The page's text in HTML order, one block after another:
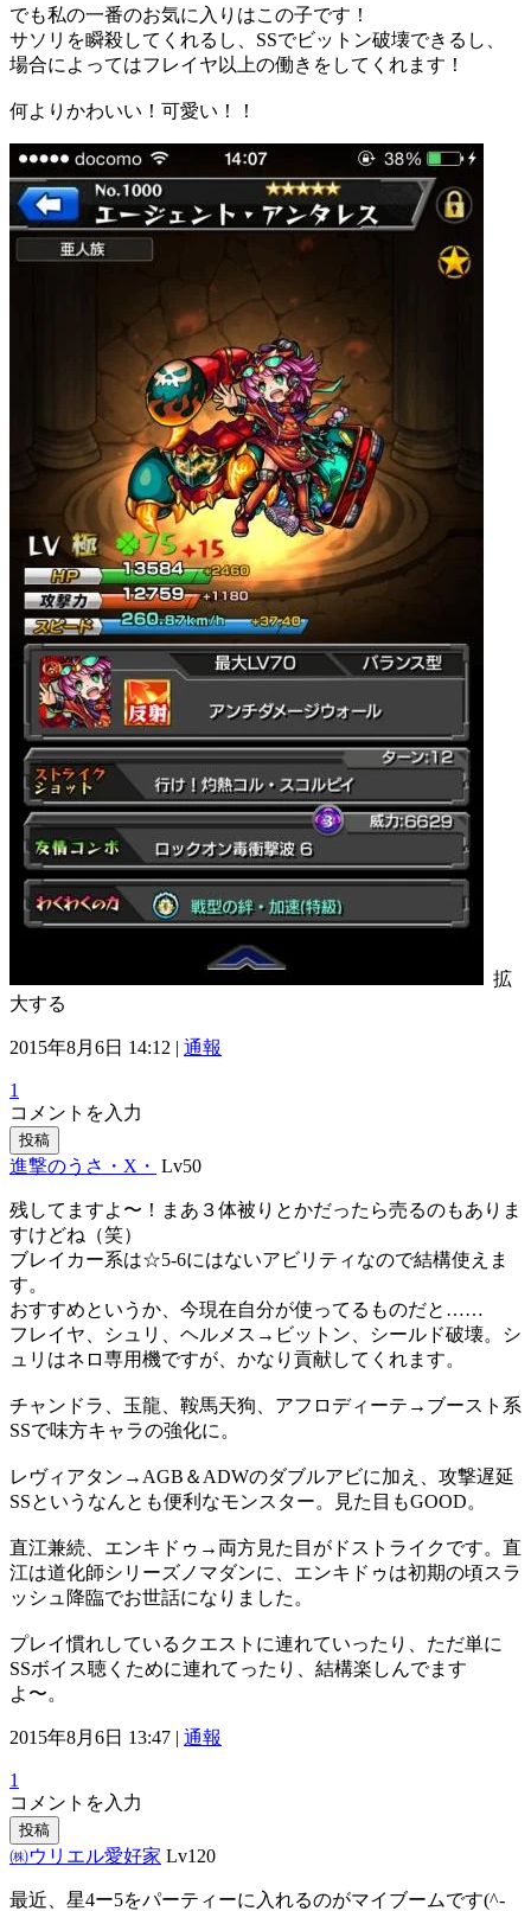
でも私の一番のお気に入りはこの子です！
サソリを瞬殺してくれるし、SSでビットン破壊できるし、
場合によってはフレイヤ以上の働きをしてくれます！
何よりかわいい！可愛い！！
拡
大する
2015年8月6日 14:12 | 通報
1
コメントを入力
投稿
進撃のうさ・X・ Lv50
残してますよ〜！まあ３体被りとかだったら売るのもありま
すけどね（笑）
ブレイカー系は☆5-6にはないアビリティなので結構使えま
す。
おすすめというか、今現在自分が使ってるものだと……
フレイヤ、シュリ、ヘルメス→ビットン、シールド破壊。シ
ュリはネロ専用機ですが、かなり貢献してくれます。
チャンドラ、玉龍、鞍馬天狗、アフロディーテ→ブースト系
SSで味方キャラの強化に。
レヴィアタン→AGB＆ADWのダブルアビに加え、攻撃遅延
SSというなんとも便利なモンスター。見た目もGOOD。
直江兼続、エンキドゥ→両方見た目がドストライクです。直
江は道化師シリーズノマダンに、エンキドゥは初期の頃スラ
ッシュ降臨でお世話になりました。
プレイ慣れしているクエストに連れていったり、ただ単に
SSボイス聴くために連れてったり、結構楽しんでます
よ〜。
2015年8月6日 13:47 | 通報
1
コメントを入力
投稿
㈱ウリエル愛好家 Lv120
最近、星4ー5をパーティーに入れるのがマイブームです(^-